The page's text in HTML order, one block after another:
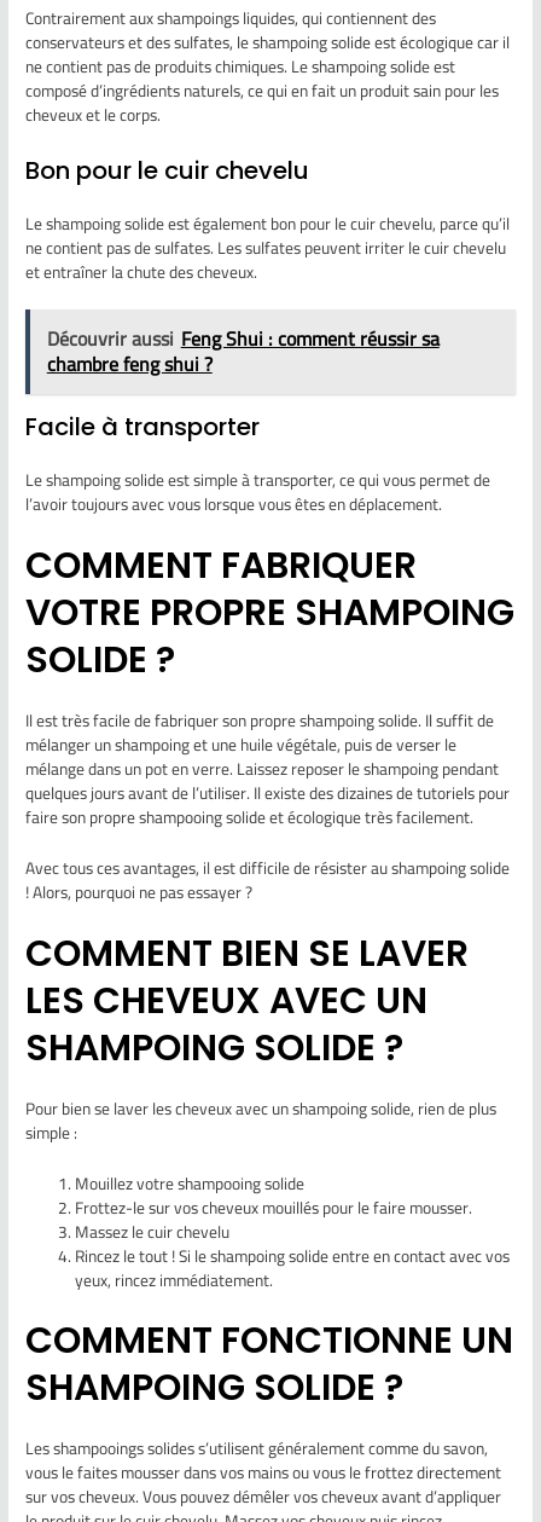
Contrairement aux shampoings liquides, qui contiennent des
conservateurs et des sulfates, le shampoing solide est écologique car il
ne contient pas de produits chimiques. Le shampoing solide est
composé d’ingrédients naturels, ce qui en fait un produit sain pour les
cheveux et le corps.
Bon pour le cuir chevelu
Le shampoing solide est également bon pour le cuir chevelu, parce qu’il
ne contient pas de sulfates. Les sulfates peuvent irriter le cuir chevelu
et entraîner la chute des cheveux.
Découvrir aussi Feng Shui : comment réussir sa
chambre feng shui ?
Facile à transporter
Le shampoing solide est simple à transporter, ce qui vous permet de
l’avoir toujours avec vous lorsque vous êtes en déplacement.
COMMENT FABRIQUER
VOTRE PROPRE SHAMPOING
SOLIDE ?
Il est très facile de fabriquer son propre shampoing solide. Il suffit de
mélanger un shampoing et une huile végétale, puis de verser le
mélange dans un pot en verre. Laissez reposer le shampoing pendant
quelques jours avant de l’utiliser. Il existe des dizaines de tutoriels pour
faire son propre shampooing solide et écologique très facilement.
Avec tous ces avantages, il est difficile de résister au shampoing solide
! Alors, pourquoi ne pas essayer ?
COMMENT BIEN SE LAVER
LES CHEVEUX AVEC UN
SHAMPOING SOLIDE ?
Pour bien se laver les cheveux avec un shampoing solide, rien de plus
simple :
Mouillez votre shampooing solide
Frottez-le sur vos cheveux mouillés pour le faire mousser.
Massez le cuir chevelu
Rincez le tout ! Si le shampoing solide entre en contact avec vos
yeux, rincez immédiatement.
COMMENT FONCTIONNE UN
SHAMPOING SOLIDE ?
Les shampooings solides s’utilisent généralement comme du savon,
vous le faites mousser dans vos mains ou vous le frottez directement
sur vos cheveux. Vous pouvez démêler vos cheveux avant d’appliquer